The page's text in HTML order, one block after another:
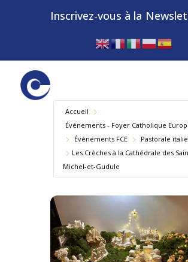
Inscrivez-vous à la
Accueil
Événements - Foyer Catholique
Év​énements FCE
Pastorale
Les Crèches à la Cathédrale des
Michel-et-Gudule